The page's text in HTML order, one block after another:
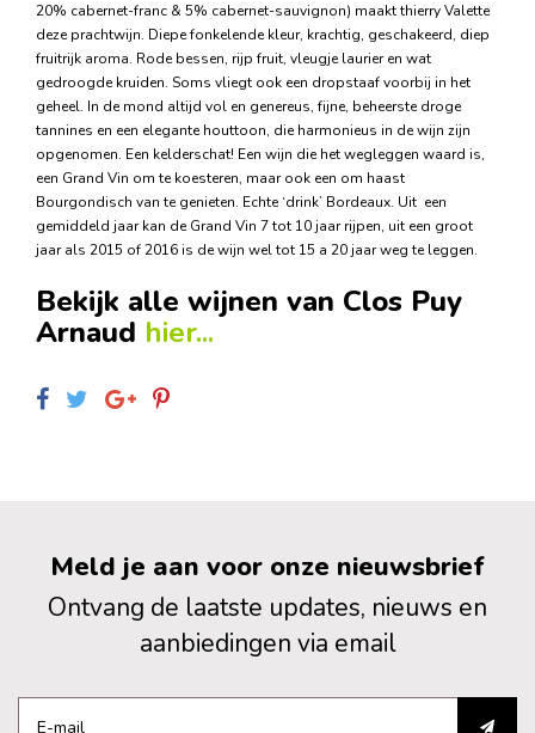
20% cabernet-franc & 5% cabernet-sauvignon) maakt thierry Valette
deze prachtwijn. Diepe fonkelende kleur, krachtig, geschakeerd, diep
fruitrijk aroma. Rode bessen, rijp fruit, vleugje laurier en wat
gedroogde kruiden. Soms vliegt ook een dropstaaf voorbij in het
geheel. In de mond altijd vol en genereus, fijne, beheerste droge
tannines en een elegante houttoon, die harmonieus in de wijn zijn
opgenomen. Een kelderschat! Een wijn die het wegleggen waard is,
een Grand Vin om te koesteren, maar ook een om haast
Bourgondisch van te genieten. Echte ‘drink’ Bordeaux. Uit een
gemiddeld jaar kan de Grand Vin 7 tot 10 jaar rijpen, uit een groot
jaar als 2015 of 2016 is de wijn wel tot 15 a 20 jaar weg te leggen.
Bekijk alle wijnen van Clos Puy
Arnaud hier...
Meld je aan voor onze nieuwsbrief
Ontvang de laatste updates, nieuws en
aanbiedingen via email